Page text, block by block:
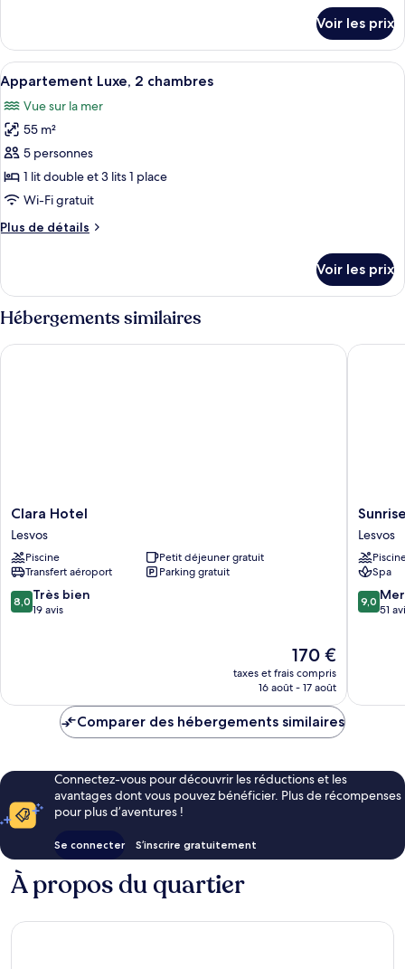
chambre
le
type
de
chambre
Appartement
Luxe,
chambre
Voir les prix
Afficher
toutes
les
photos
pour
ce
type
chambre :
2
chambres
Literie de qualité supérieure, coffres-
16
Appartement Luxe, 2 chambres
Vue sur la mer
55 m²
5 personnes
1 lit double et 3 lits 1 place
Wi-Fi gratuit
Plus de détails
Plus
le
type
de
chambre
Appartement
Voir les prix
Hébergements similaires
Clara
Hotel
Lesvos
Clara Hotel
Lesvos
Piscine
Petit déjeuner gratuit
Transfert aéroport
Parking gratuit
8.0
sur
8,0 Très bien
19 avis
Le
nouveau
prix
de
170 €
taxes et frais compris
16 août - 17 août
Clara Hotel
Sunrise
Resort
Hotel
Lesvos
Lesvos
Spa
9.0
sur
9,0
51
Sunrise
Comparer des hébergements similaires
Connectez-vous pour découvrir les réductions et les
avantages dont vous pouvez bénéficier. Plus de récompenses
pour plus d’aventures !
Se connecter S’inscrire gratuitement
À propos du quartier